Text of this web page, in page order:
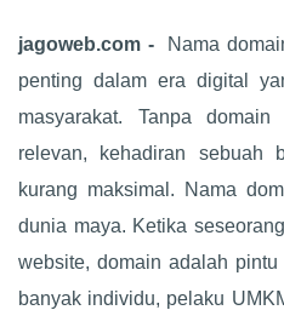
jagoweb.com -
Nama
penting dalam era digital
masyarakat. Tanpa
relevan, kehadiran
kurang maksimal. Nama
dunia maya. Ketika
website, domain adalah
banyak individu, pelaku